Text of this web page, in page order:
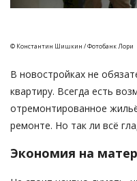
© Константин Шишкин / Фотобанк Лори
В новостройках не
квартиру. Всегда есть
отремонтированное
ремонте. Но так ли всё
Экономия на